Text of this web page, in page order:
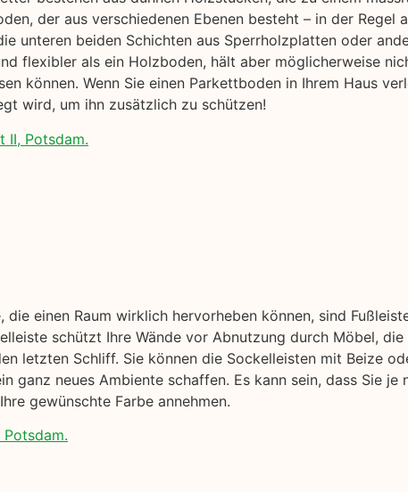
der aus verschiedenen Ebenen besteht – in der Regel
unteren beiden Schichten aus Sperrholzplatten oder
flexibler als ein Holzboden, hält aber möglicherweise
können. Wenn Sie einen Parkettboden in Ihrem Haus
wird, um ihn zusätzlich zu schützen!
II, Potsdam.
die einen Raum wirklich hervorheben können, sind
schützt Ihre Wände vor Abnutzung durch Möbel,
letzten Schliff. Sie können die Sockelleisten mit Beize
ganz neues Ambiente schaffen. Es kann sein, dass Sie
gewünschte Farbe annehmen.